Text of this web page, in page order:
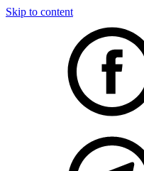
Skip to content